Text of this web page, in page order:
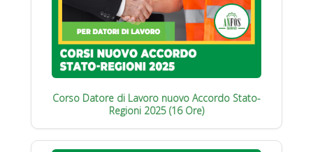
Corso Datore di Lavoro nuovo Accordo Stato-
Regioni 2025 (16 Ore)